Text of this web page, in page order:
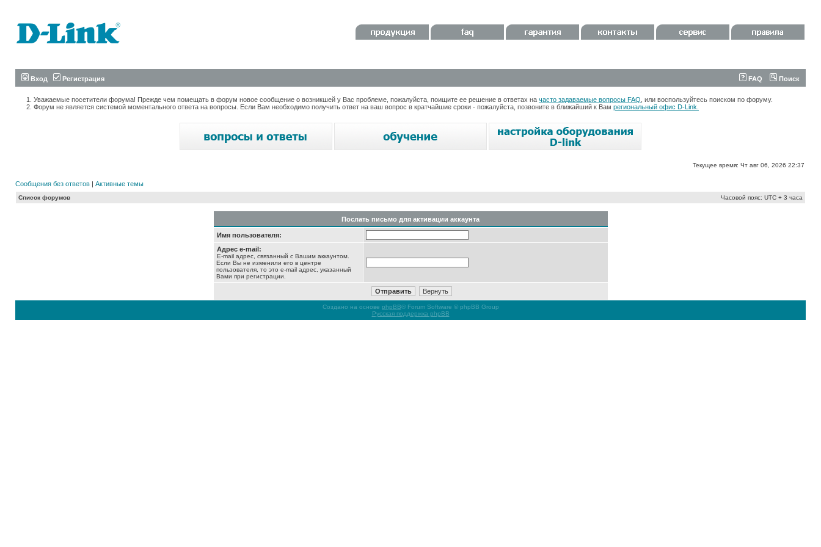
Вход Регистрация FAQ Поиск
Уважаемые посетители форума! Прежде чем помещать в форум новое сообщение о возникшей у Вас проблеме, пожалуйста, поищите ее решение в ответах на часто задаваемые вопросы FAQ , или воспользуйтесь поиском по форуму.
Форум не является системой моментального ответа на вопросы. Если Вам необходимо получить ответ на ваш вопрос в кратчайшие сроки - пожалуйста, позвоните в ближайший к Вам региональный офис D-Link.
Текущее время: Чт авг 06, 2026 22:37
Сообщения без ответов | Активные темы
Список форумов Часовой пояс: UTC + 3 часа
Послать письмо для активации аккаунта
Имя пользователя:
Адрес e-mail:
E-mail адрес, связанный с Вашим аккаунтом.
Если Вы не изменили его в центре
пользователя, то это e-mail адрес, указанный
Вами при регистрации.
Создано на основе phpBB® Forum Software © phpBB Group
Русская поддержка phpBB